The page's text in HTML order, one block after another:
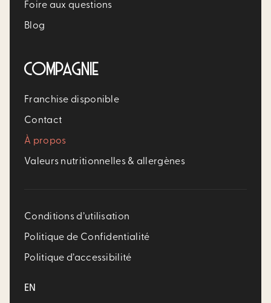
Foire aux questions
Blog
COMPAGNIE
Franchise disponible
Contact
À propos
Valeurs nutritionnelles & allergènes
Conditions d’utilisation
Politique de Confidentialité
Politique d’accessibilité
EN